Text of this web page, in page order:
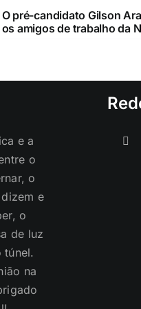
O pré-candidato Gilson
os amigos de trabalho da
e a
o
o
e
o
de luz
túnel.
na